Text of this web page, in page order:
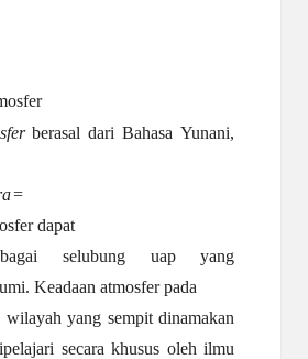
berasal dari Bahasa Yunani,
=
dapat
selubung uap yang
Keadaan atmosfer pada
wilayah yang sempit dinamakan
secara khusus oleh ilmu